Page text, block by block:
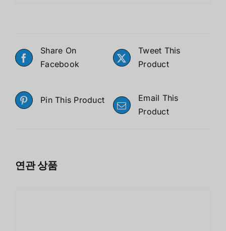
Share On
Facebook
Tweet This
Product
Pin This Product
Email This
Product
연관 상품